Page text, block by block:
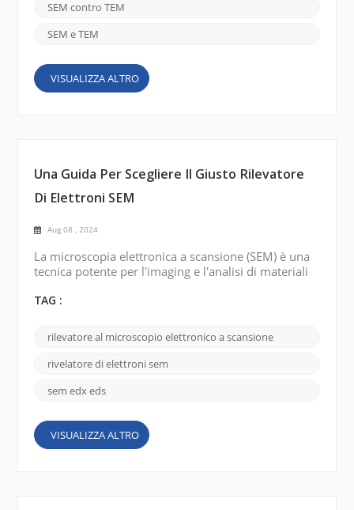
ricercatori di approfondire la composizione, la
SEM contro TEM
SEM e TEM
VISUALIZZA ALTRO
Una Guida Per Scegliere Il Giusto Rilevatore
Di Elettroni SEM
Aug 08 , 2024
La microscopia elettronica a scansione (SEM) è una
tecnica potente per l'imaging e l'analisi di materiali
di elettroni sono componenti importanti del SEM e
loro conversione in segnali elettrici. Per ottenere
risultati accurati e affidabili, è fondamentale
scegliere il giusto rilevatore di...
TAG :
rilevatore al microscopio elettronico a scansione
rivelatore di elettroni sem
sem edx eds
VISUALIZZA ALTRO